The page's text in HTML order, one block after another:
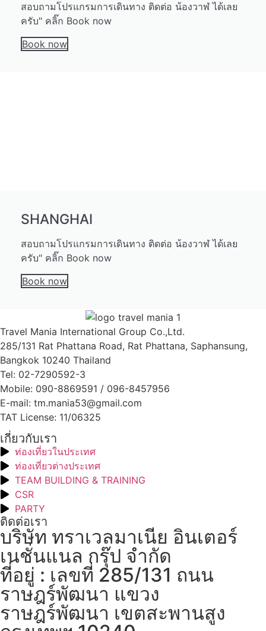
สอบถามโปรแกรมการเดินทาง ติดต่อ น้องวาฬ ได้เลย
ครับ" คลิ๊ก Book now
Book now
SHANGHAI
สอบถามโปรแกรมการเดินทาง ติดต่อ น้องวาฬ ได้เลย
ครับ" คลิ๊ก Book now
Book now
Travel Mania International Group Co.,Ltd.
285/131 Rat Phattana Road, Rat Phattana, Saphansung,
Bangkok 10240 Thailand
Tel: 02-7290592-3
Mobile: 090-8869591 / 096-8457956
E-mail: tm.mania53@gmail.com
TAT License: 11/06325
เกี่ยวกับเรา
ท่องเที่ยวในประเทศ
ท่องเที่ยวต่างประเทศ
TEAM BUILDING & TRAINING
CSR
PARTY
ติดต่อเรา
บริษัท ทราเวลมาเนีย อินเตอร์
เนชั่นแนล กรุ๊ป จำกัด
ที่อยู่ : เลขที่ 285/131 ถนน
ราษฎร์พัฒนา แขวง
ราษฎร์พัฒนา เขตสะพานสูง